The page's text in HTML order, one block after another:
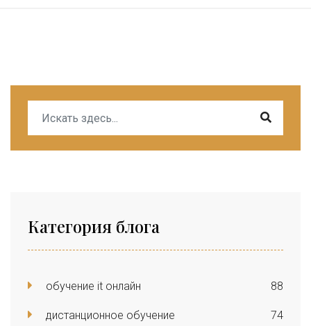
Категория блога
обучение it онлайн 88
дистанционное обучение 74